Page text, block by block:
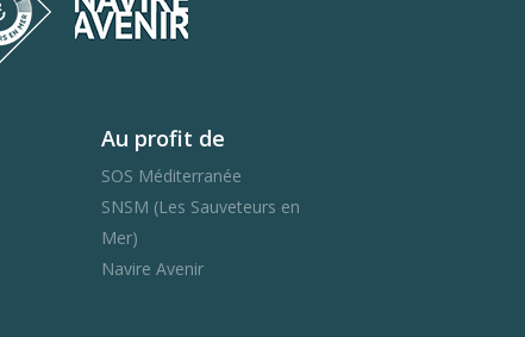
Au profit de
SOS Méditerranée
SNSM (Les Sauveteurs en
Mer)
Navire Avenir